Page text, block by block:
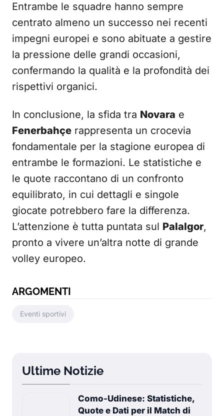
Entrambe le squadre hanno sempre
centrato almeno un successo nei recenti
impegni europei e sono abituate a gestire
la pressione delle grandi occasioni,
confermando la qualità e la profondità dei
rispettivi organici.
In conclusione, la sfida tra Novara e
Fenerbahçe rappresenta un crocevia
fondamentale per la stagione europea di
entrambe le formazioni. Le statistiche e
le quote raccontano di un confronto
equilibrato, in cui dettagli e singole
giocate potrebbero fare la differenza.
L’attenzione è tutta puntata sul PalaIgor,
pronto a vivere un’altra notte di grande
volley europeo.
ARGOMENTI
Eventi sportivi
Ultime Notizie
Como-Udinese: Statistiche,
Quote e Dati per il Match di